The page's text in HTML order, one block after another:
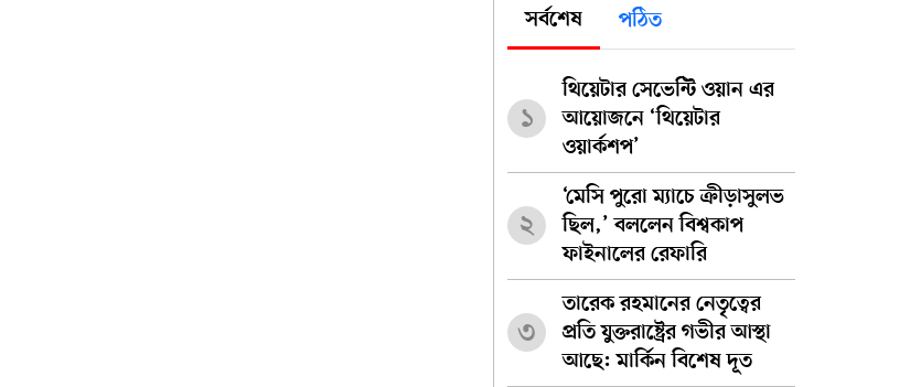
সর্বশেষ পঠিত
১
থিয়েটার সেভেন্টি ওয়ান এর
আয়োজনে ‘থিয়েটার
ওয়ার্কশপ’
২
‘মেসি পুরো ম্যাচে ক্রীড়াসুলভ
ছিল,’ বললেন বিশ্বকাপ
ফাইনালের রেফারি
৩
তারেক রহমানের নেতৃত্বের
প্রতি যুক্তরাষ্ট্রের গভীর আস্থা
আছে: মার্কিন বিশেষ দূত